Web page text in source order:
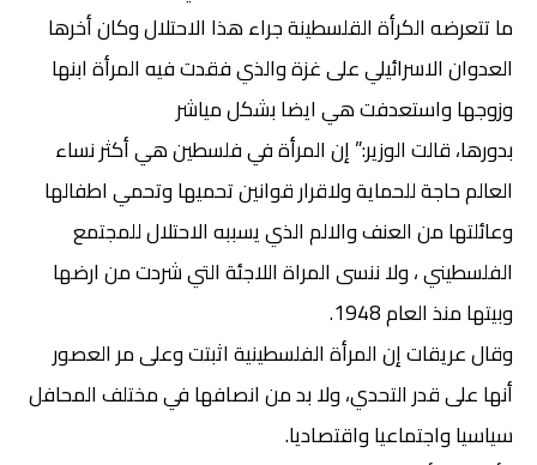
ما تتعرضه الكرأة القلسطينة جراء هذا الاحتلال وكان أخرها
العدوان الاسرائيلي على غزة والذي فقدت فيه المرأة ابنها
وزوجها واستعدفت هي ايضا بشكل مياشر
بدورها، قالت الوزير:” إن المرأة في فلسطين هي أكثر نساء
العالم حاجة للحماية ولاقرار قوانين تحميها وتحمي اطفالها
وعائلتها من العنف والالم الذي يسببه الاحتلال للمجتمع
الفلسطيني ، ولا ننسى المراة اللاجئة التي شردت من ارضها
وبيتها منذ العام 1948.
وقال عريقات إن المرأة الفلسطينية اثبتت وعلى مر العصور
أنها على قدر التحدي، ولا بد من انصافها في مختلف المحافل
سياسيا واجتماعيا واقتصاديا.